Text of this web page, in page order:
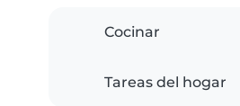
Cocinar
Tareas del hogar